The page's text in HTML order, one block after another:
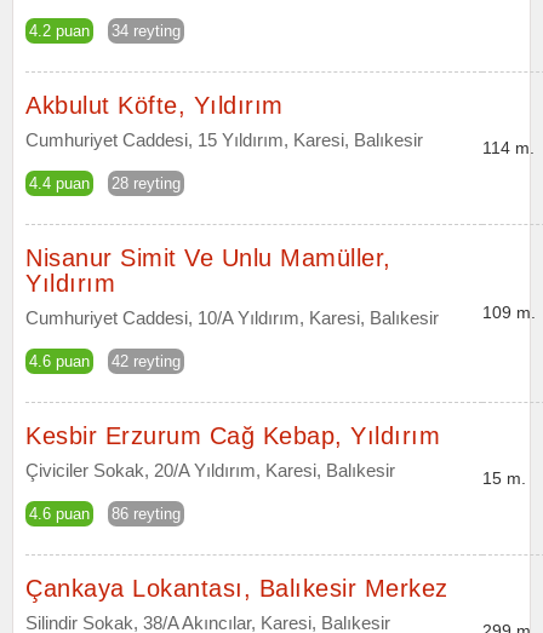
4.2 puan 34 reyting
Akbulut Köfte, Yıldırım
Cumhuriyet Caddesi, 15 Yıldırım, Karesi, Balıkesir
4.4 puan 28 reyting
114 m.
Nisanur Simit Ve Unlu Mamüller,
Yıldırım
Cumhuriyet Caddesi, 10/A Yıldırım, Karesi, Balıkesir
4.6 puan 42 reyting
109 m.
Kesbir Erzurum Cağ Kebap, Yıldırım
Çiviciler Sokak, 20/A Yıldırım, Karesi, Balıkesir
4.6 puan 86 reyting
15 m.
Çankaya Lokantası, Balıkesir Merkez
Silindir Sokak, 38/A Akıncılar, Karesi, Balıkesir